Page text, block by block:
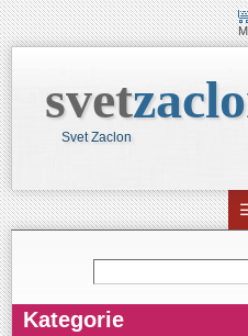
svet
Svet Zaclon
Kategorie